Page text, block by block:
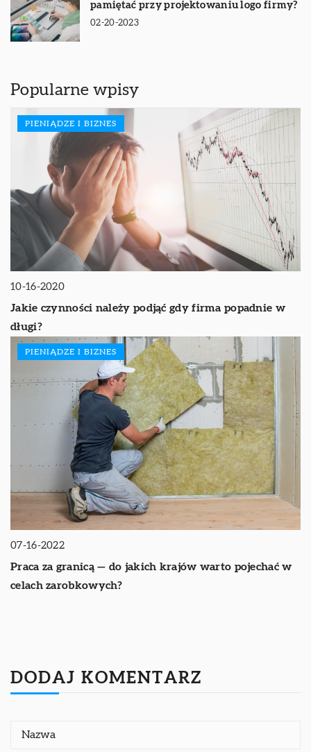
pamiętać przy projektowaniu logo firmy?
02-20-2023
Popularne wpisy
PIENIĄDZE I BIZNES
10-16-2020
Jakie czynności należy podjąć gdy firma popadnie w
długi?
PIENIĄDZE I BIZNES
07-16-2022
Praca za granicą — do jakich krajów warto pojechać w
celach zarobkowych?
DODAJ KOMENTARZ